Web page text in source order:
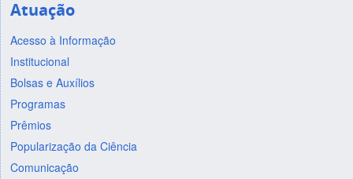
Atuação
Acesso à Informação
Institucional
Bolsas e Auxílios
Programas
Prêmios
Popularização da Ciência
Comunicação